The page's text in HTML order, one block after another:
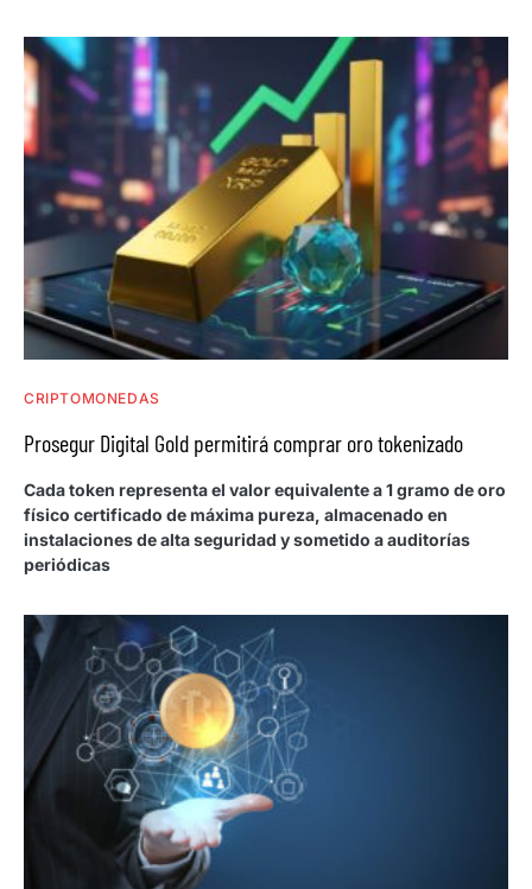
CRIPTOMONEDAS
Prosegur Digital Gold permitirá comprar oro tokenizado
Cada token representa el valor equivalente a 1 gramo de oro
físico certificado de máxima pureza, almacenado en
instalaciones de alta seguridad y sometido a auditorías
periódicas